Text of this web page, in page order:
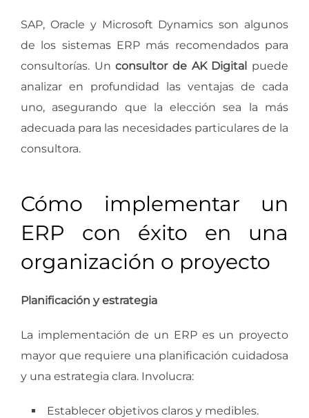
SAP, Oracle y Microsoft Dynamics son algunos
de los sistemas ERP más recomendados para
consultorías. Unconsultor de AK Digital puede
analizar en profundidad las ventajas de cada
uno, asegurando que la elección sea la más
adecuada para las necesidades particulares de la
consultora.
Cómo implementar un
ERP con éxito en una
organización o proyecto
Planificación y estrategia
La implementación de un ERP es un proyecto
mayor que requiere una planificación cuidadosa
y una estrategia clara. Involucra:
Establecer objetivos claros y medibles.